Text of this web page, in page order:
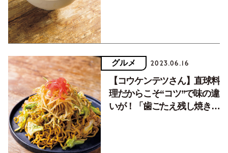
グルメ 2023.06.16
【コウケンテツさん】直球料
理だからこそ“コツ”で味の違
いが！「歯ごたえ残し焼きそ